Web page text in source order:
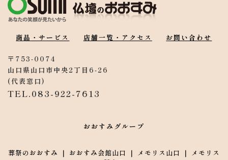
商品・サービス 店舗一覧・アクセス お問い合わせ
〒753-0074
山口県山口市中央2丁目6-26
(代表窓口)
TEL.083-922-7613
おおすみグループ
葬祭のおおすみ ｜ おおすみ会館山口 ｜ メモリス山口 ｜ メモリス